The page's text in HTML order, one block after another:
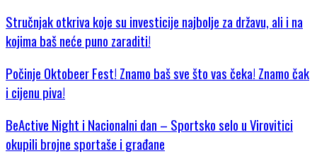
Stručnjak otkriva koje su investicije najbolje za državu, ali i na
kojima baš neće puno zaraditi!
Počinje Oktobeer Fest! Znamo baš sve što vas čeka! Znamo čak
i cijenu piva!
BeActive Night i Nacionalni dan – Sportsko selo u Virovitici
okupili brojne sportaše i građane